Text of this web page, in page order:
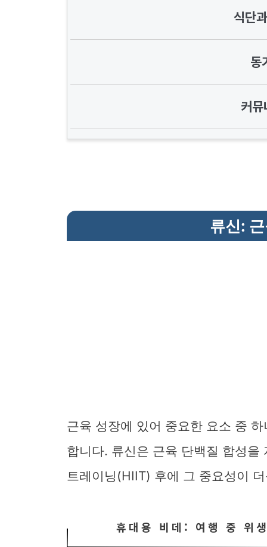
식단
동
커뮤
류신:
근육 성장에 있어 중요한 요소 중
합니다. 류신은 근육 단백질 합성
트레이닝(HIIT) 후에 그 중요성이
휴대용 비데: 여행 중 위